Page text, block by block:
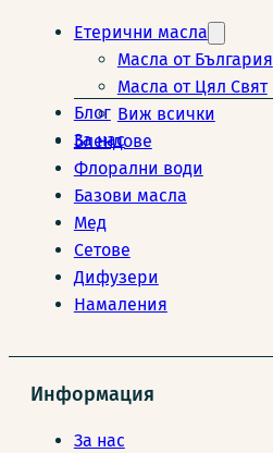
Блог
За нас
Етерични масла
Масла от България
Масла от Цял Свят
Виж всички
Блендове
Флорални води
Базови масла
Мед
Сетове
Дифузери
Намаления
Информация
За нас